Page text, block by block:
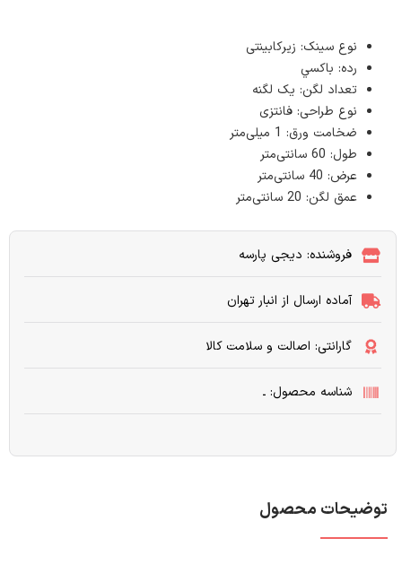
نوع سينک: زیرکابینتی
رده: باکسي
تعداد لگن: یک لگنه
نوع طراحی: فانتزی
ضخامت ورق: 1 میلی‌متر
طول: 60 سانتی‌متر
عرض: 40 سانتی‌متر
عمق لگن: 20 سانتی‌متر
فروشنده: دیجی پارسه
آماده ارسال از انبار تهران
گارانتی: اصالت و سلامت کالا
شناسه محصول: ـ
توضیحات محصول